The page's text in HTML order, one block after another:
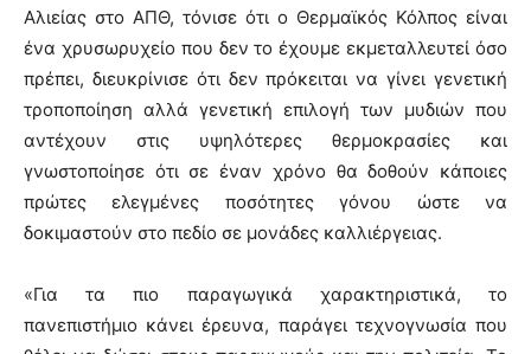
Αλιείας στο ΑΠΘ, τόνισε ότι ο Θερμαϊκός Κόλπος είναι
ένα χρυσωρυχείο που δεν το έχουμε εκμεταλλευτεί όσο
πρέπει, διευκρίνισε ότι δεν πρόκειται να γίνει γενετική
τροποποίηση αλλά γενετική επιλογή των μυδιών που
αντέχουν στις υψηλότερες θερμοκρασίες και
γνωστοποίησε ότι σε έναν χρόνο θα δοθούν κάποιες
πρώτες ελεγμένες ποσότητες γόνου ώστε να
δοκιμαστούν στο πεδίο σε μονάδες καλλιέργειας.
«Για τα πιο παραγωγικά χαρακτηριστικά, το
πανεπιστήμιο κάνει έρευνα, παράγει τεχνογνωσία που